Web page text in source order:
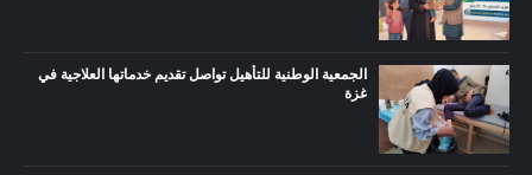
الجمعية الوطنية للتأهيل تواصل تقديم خدماتها العلاجية في
غزة